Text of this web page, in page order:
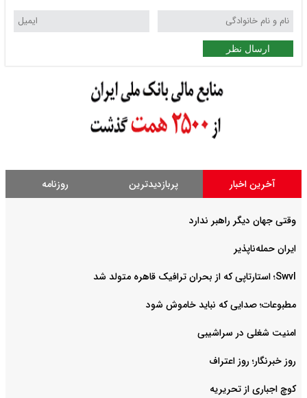
ارسال نظر
آخرین اخبار پربازدیدترین روزنامه
وقتی جهان دیگر راهبر ندارد
ایران حمله‌ناپذیر
Swvl؛ استارتاپی که از بحران ترافیک قاهره متولد شد
مطبوعات؛ صدایی که نباید خاموش شود
امنیت شغلی در سراشیبی
روز خبرنگار؛ روز اعتراف
کوچ اجباری از تحریریه